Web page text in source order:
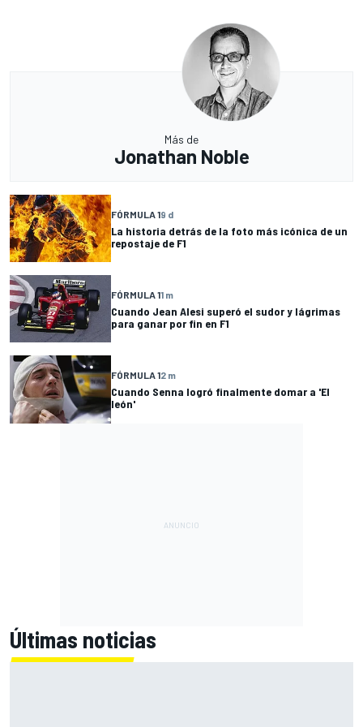
Más de
Jonathan Noble
FÓRMULA 19 d
La historia detrás de la foto más icónica de un
repostaje de F1
FÓRMULA 11 m
Cuando Jean Alesi superó el sudor y lágrimas
para ganar por fin en F1
FÓRMULA 12 m
Cuando Senna logró finalmente domar a 'El
león'
Últimas noticias